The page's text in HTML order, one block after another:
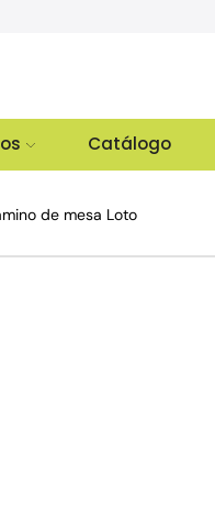
Catálogo
de mesa Loto